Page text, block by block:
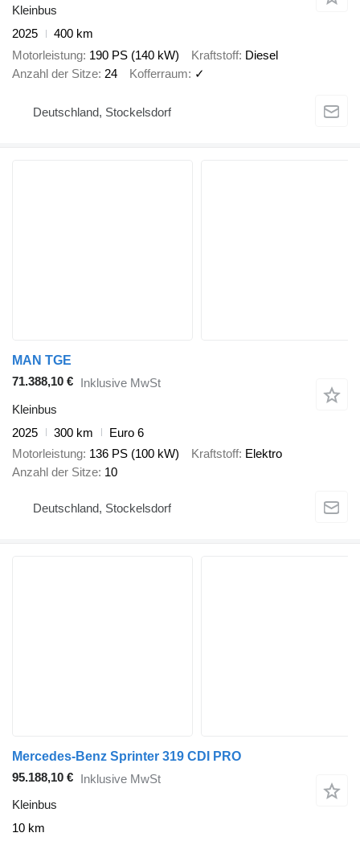
Kleinbus
2025
400 km
Motorleistung 190 PS (140 kW) Kraftstoff Diesel
Anzahl der Sitze 24 Kofferraum ✓
Deutschland, Stockelsdorf
MAN TGE
71.388,10 € Inklusive MwSt
Kleinbus
2025
300 km
Euro 6
Motorleistung 136 PS (100 kW) Kraftstoff Elektro
Anzahl der Sitze 10
Deutschland, Stockelsdorf
Mercedes-Benz Sprinter 319 CDI PRO
95.188,10 € Inklusive MwSt
Kleinbus
10 km